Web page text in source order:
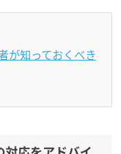
が知っておくべき